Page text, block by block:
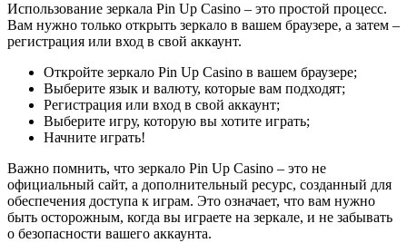
Использование зеркала Pin Up Casino – это простой процесс.
Вам нужно только открыть зеркало в вашем браузере, а затем –
регистрация или вход в свой аккаунт.
Откройте зеркало Pin Up Casino в вашем браузере;
Выберите язык и валюту, которые вам подходят;
Регистрация или вход в свой аккаунт;
Выберите игру, которую вы хотите играть;
Начните играть!
Важно помнить, что зеркало Pin Up Casino – это не
официальный сайт, а дополнительный ресурс, созданный для
обеспечения доступа к играм. Это означает, что вам нужно
быть осторожным, когда вы играете на зеркале, и не забывать
о безопасности вашего аккаунта.